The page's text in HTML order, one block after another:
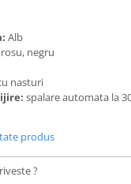
Alb
rosu, negru
nasturi
spalare automata la
produs
?